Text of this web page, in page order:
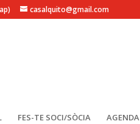
casalquito@gmail.com
FES-TE SOCI/SÒCIA AGENDA